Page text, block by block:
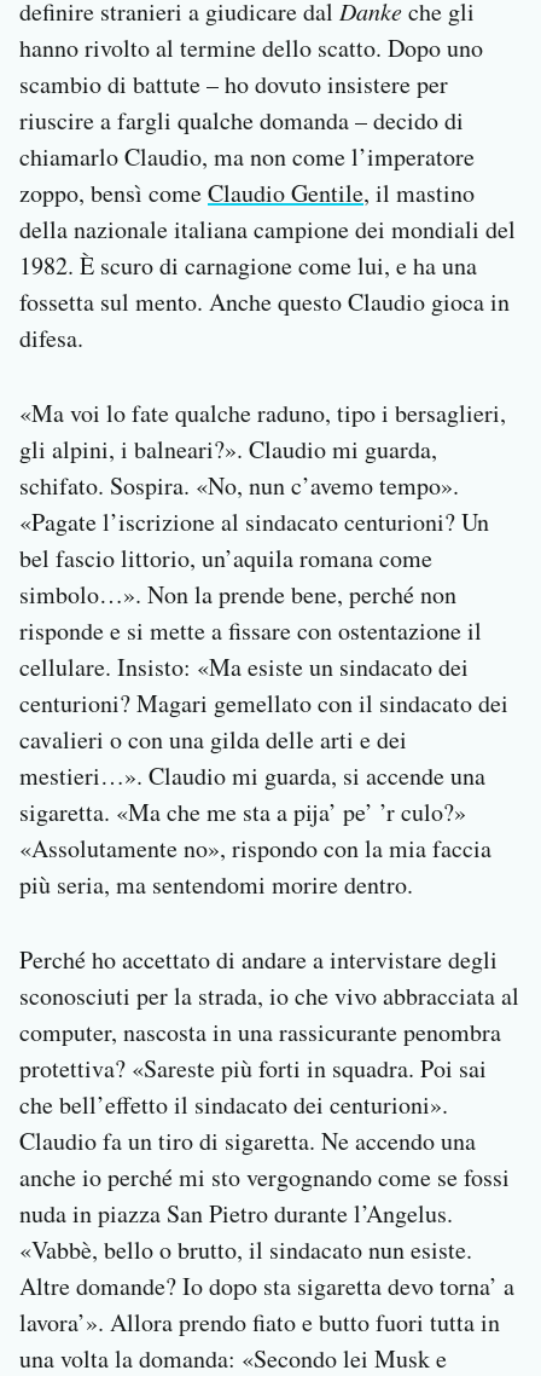
definire stranieri a giudicare dal Dankeche gli
hanno rivolto al termine dello scatto. Dopo uno
scambio di battute – ho dovuto insistere per
riuscire a fargli qualche domanda – decido di
chiamarlo Claudio, ma non come l’imperatore
zoppo, bensì comeClaudio Gentile, il mastino
della nazionale italiana campione dei mondiali del
1982. È scuro di carnagione come lui, e ha una
fossetta sul mento. Anche questo Claudio gioca in
difesa.
«Ma voi lo fate qualche raduno, tipo i bersaglieri,
gli alpini, i balneari?». Claudio mi guarda,
schifato. Sospira. «No, nun c’avemo tempo».
«Pagate l’iscrizione al sindacato centurioni? Un
bel fascio littorio, un’aquila romana come
simbolo…». Non la prende bene, perché non
risponde e si mette a fissare con ostentazione il
cellulare. Insisto: «Ma esiste un sindacato dei
centurioni? Magari gemellato con il sindacato dei
cavalieri o con una gilda delle arti e dei
mestieri…». Claudio mi guarda, si accende una
sigaretta. «Ma che me sta a pija’ pe’ ’r culo?»
«Assolutamente no», rispondo con la mia faccia
più seria, ma sentendomi morire dentro.
Perché ho accettato di andare a intervistare degli
sconosciuti per la strada, io che vivo abbracciata al
computer, nascosta in una rassicurante penombra
protettiva? «Sareste più forti in squadra. Poi sai
che bell’effetto il sindacato dei centurioni».
Claudio fa un tiro di sigaretta. Ne accendo una
anche io perché mi sto vergognando come se fossi
nuda in piazza San Pietro durante l’Angelus.
«Vabbè, bello o brutto, il sindacato nun esiste.
Altre domande? Io dopo sta sigaretta devo torna’ a
lavora’». Allora prendo fiato e butto fuori tutta in
una volta la domanda: «Secondo lei Musk e